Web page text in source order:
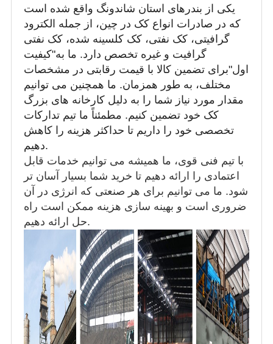
یکی از بندرهای استان شاندونگ واقع شده است
که در صادرات انواع کک در چین، از جمله الکترود
گرافیتی، کک نفتی، کک کلسینه شده، کک نفتی
گرافیت و غیره تخصص دارد. ما به"کیفیت
اول"برای تضمین کالا با قیمت رقابتی در مشخصات
مختلف، به طور همزمان. ما همچنین می توانیم
مقدار مورد نیاز شما را به دلیل کارخانه های بزرگ
کک خود تضمین کنیم. مطمئناً ما تیم تدارکات
تخصصی خود را داریم تا حداکثر هزینه را کاهش
دهیم.
با تیم فنی قوی، ما همیشه می توانیم خدمات قابل
اعتمادی را ارائه دهیم تا خرید شما بسیار آسان تر
شود. ما می توانیم برای هر صنعتی که انرژی در آن
ضروری است و بهینه سازی هزینه ممکن است راه
حل ارائه دهیم.